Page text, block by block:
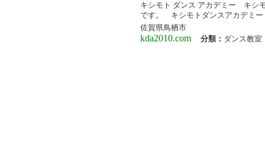
キシモト ダンス アカデミー キシ
です。 キシモトダンスアカデミー
佐賀県鳥栖市
kda2010.com 分類： ダンス教室